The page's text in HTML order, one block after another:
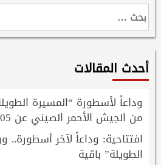
البحث
عن:
أحدث المقالات
وداعاً لأسطورة “المسيرة
من الجيش الأحمر الصيني عن 105 عاماً
افتتاحية: وداعاً لآخر أسطورة..
الطويلة” باقية